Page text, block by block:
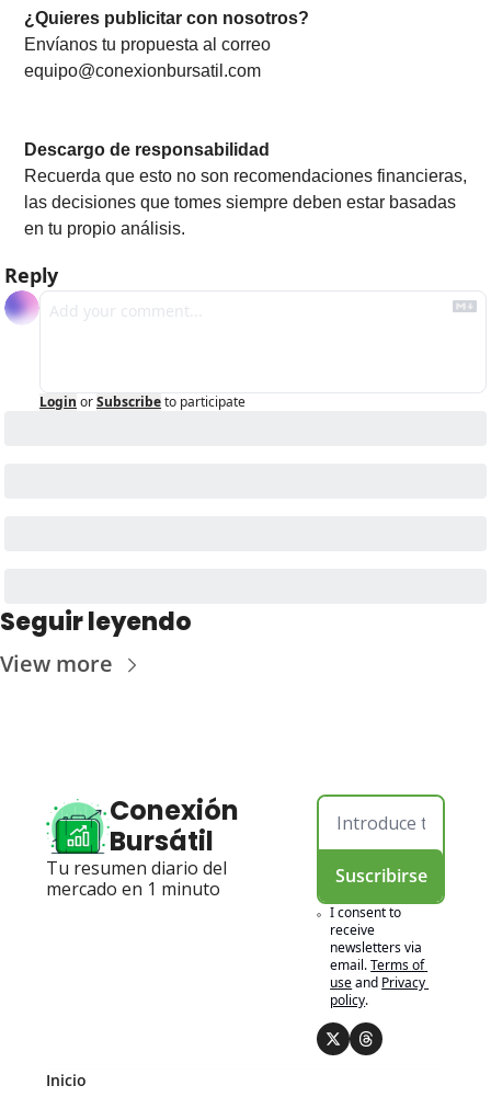
¿Quieres publicitar con nosotros?
equipo@conexionbursatil.com
Descargo de responsabilidad
Recuerda que esto no son recomendaciones financieras,
las decisiones que tomes siempre deben estar basadas
en tu propio análisis.
Reply
Login orSubscribeto participate
Seguir leyendo
View more
Conexión
Bursátil
Tu resumen diario del
mercado en 1 minuto
Suscribirse
I consent to
receive
newsletters via
email.Terms of
useand Privacy
policy.
Inicio